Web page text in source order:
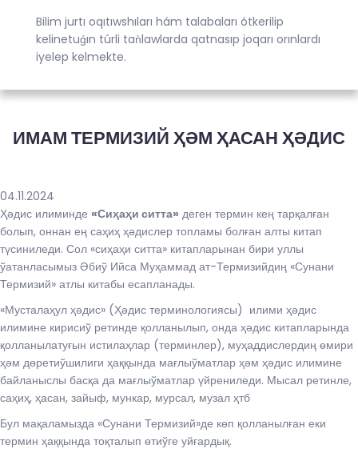
Bilim jurtı oqıtıwshıları hám talabaları ótkerilip
kelinetuǵın túrli taǹlawlarda qatnasıp joqarı orınlardı
iyelep kelmekte.
ИМАМ ТЕРМИЗИЙ ҲӘМ ҲАСАН ҲӘДИС
04.11.2024
Ҳәдис илиминде «Сиҳаҳи ситта» деген термин кең тарқалған
болып, оннан ең саҳиҳ ҳәдислер топламы болған алты китап
түсиниледи. Сол «сиҳаҳи ситта» китапларынан бири уллы
ўатанласымыз Әбиў Ийса Муҳаммад ат-Термизийдиң «Сунани
Термизий» атлы китабы есапланады.
«Мусталаҳул ҳәдис» (Ҳәдис терминологиясы) илими ҳәдис
илимине кирисиў ретинде қолланылып, онда ҳәдис китапларында
қолланылатуғын истилаҳлар (терминлер), муҳаддислердиң өмири
ҳәм дөретиўшилиги ҳаққында мағлыўматлар ҳәм ҳәдис илимине
байланыслы басқа да мағлыўматлар үйрениледи. Мысал ретинле,
саҳиҳ, ҳасан, зайыф, мункар, мурсал, музал ҳтб
Бул мақаламызда «Сунани Термизий»де көп қолланылған еки
термин ҳаққында тоқталып өтиўге уйғардық.